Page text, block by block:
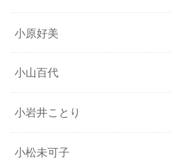
小原好美
小山百代
小岩井ことり
小松未可子